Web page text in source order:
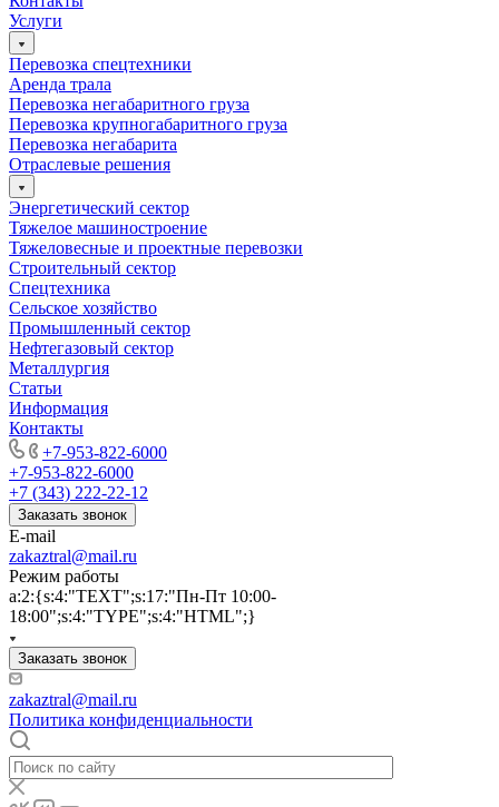
Услуги
Перевозка спецтехники
Аренда трала
Перевозка негабаритного груза
Перевозка крупногабаритного груза
Перевозка негабарита
Отраслевые решения
Энергетический сектор
Тяжелое машиностроение
Тяжеловесные и проектные перевозки
Строительный сектор
Спецтехника
Сельское хозяйство
Промышленный сектор
Нефтегазовый сектор
Металлургия
Статьи
Информация
Контакты
+7-953-822-6000
+7-953-822-6000
+7 (343) 222-22-12
Заказать звонок
E-mail
zakaztral@mail.ru
Режим работы
a:2:{s:4:"TEXT";s:17:"Пн-Пт 10:00-
18:00";s:4:"TYPE";s:4:"HTML";}
Заказать звонок
zakaztral@mail.ru
Политика конфиденциальности